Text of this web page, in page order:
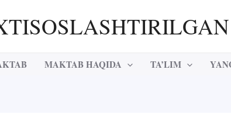
MAKTAB HAQIDA TA’LIM